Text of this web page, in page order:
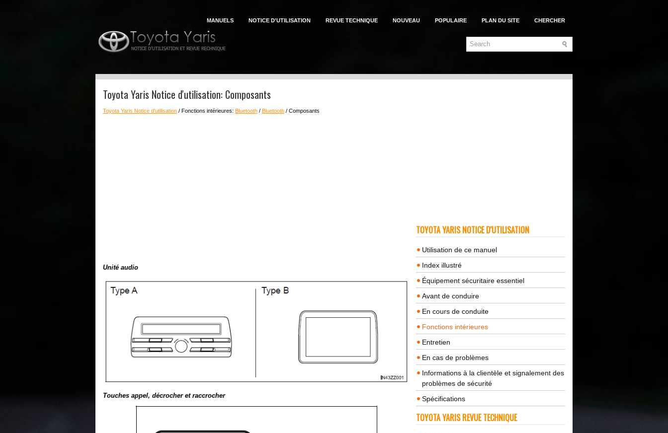
MANUELS NOTICE D'UTILISATION REVUE TECHNIQUE NOUVEAU POPULAIRE PLAN DU SITE CHERCHER
Toyota Yaris Notice d'utilisation: Composants
Toyota Yaris Notice d'utilisation / Fonctions intérieures: Bluetooth / Bluetooth / Composants
Unité audio
Touches appel, décrocher et raccrocher
TOYOTA YARIS NOTICE D'UTILISATION
Utilisation de ce manuel
Index illustré
Équipement sécuritaire essentiel
Avant de conduire
En cours de conduite
Fonctions intérieures
Entretien
En cas de problèmes
Informations à la clientèle et signalement des
problèmes de sécurité
Spécifications
TOYOTA YARIS REVUE TECHNIQUE